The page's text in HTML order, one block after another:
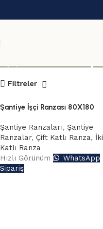
Filtreler
Şantiye İşçi Ranzası 80X180
Şantiye Ranzaları, Şantiye
Ranzalar, Çift Katlı Ranza, İki
Katlı Ranza
Hızlı Görünüm
WhatsApp
Sipariş